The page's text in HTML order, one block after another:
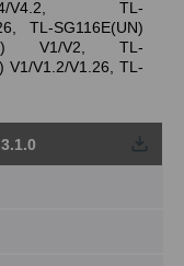
V4/V4.2, TL-
TL-SG116E(UN)
V1/V2, TL-
V1/V1.2/V1.26, TL-